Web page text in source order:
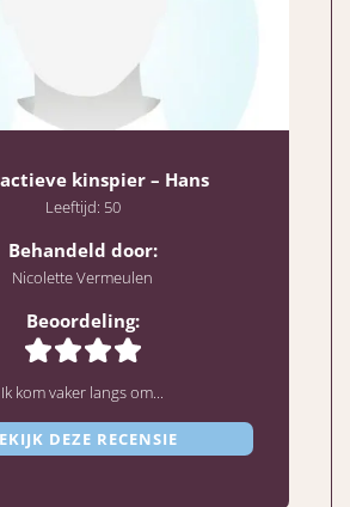
kinspier – Hans
Leeftijd: 50
Behandeld door:
Nicolette Vermeulen
Beoordeling:
Ik kom vaker langs om...
DEZE RECENSIE